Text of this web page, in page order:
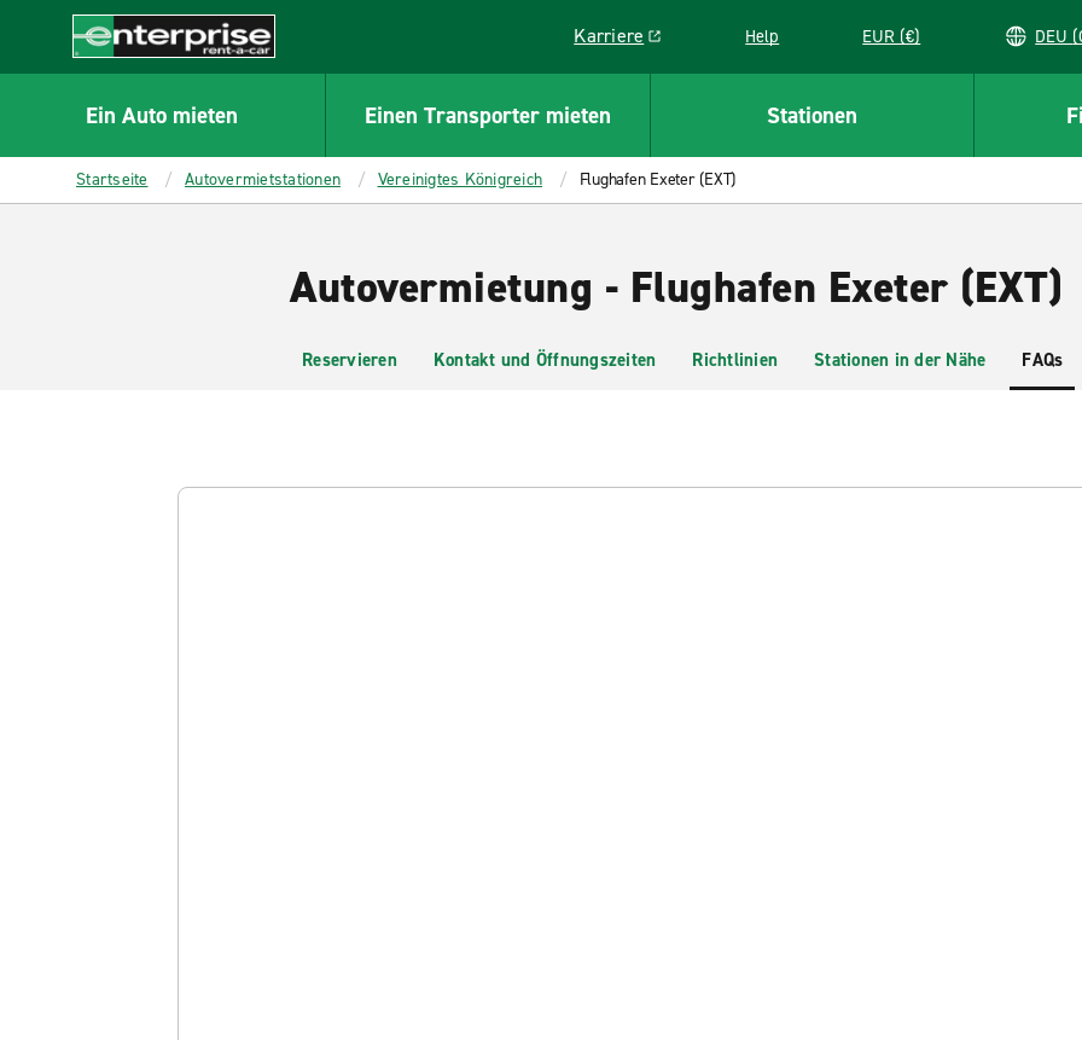
CONTENT
Enterprise
Karriere
Link opens in a new window
Help EUR (€)
Ein Auto mieten Einen Transporter mieten Stationen
Startseite Autovermietstationen Vereinigtes Königreich Flughafen Exeter (EXT)
Autovermietung - Flughafen Exeter (EXT)
Reservieren Kontakt und Öffnungszeiten Richtlinien Stationen in der Nähe FAQs